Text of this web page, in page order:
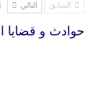
السابق التالي 1
حوادث و قضايا